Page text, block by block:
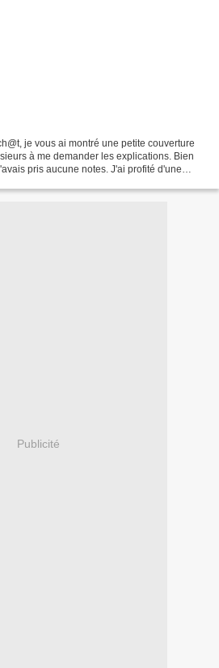
je vous ai montré une petite couverture
à me demander les explications. Bien
pris aucune notes. J'ai profité d'une
Publicité